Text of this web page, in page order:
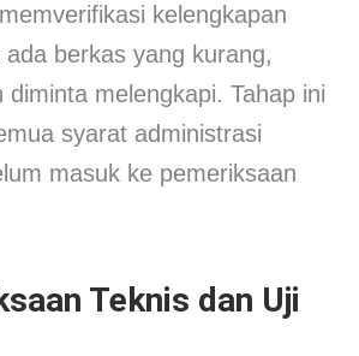
kelengkapan
berkas yang kurang,
diminta melengkapi. Tahap ini
syarat administrasi
masuk ke pemeriksaan
Teknis dan Uji